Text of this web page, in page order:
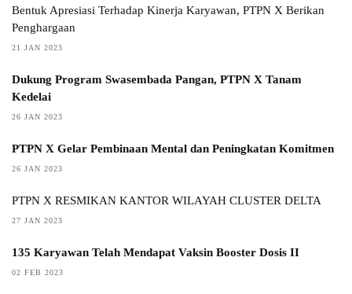
Bentuk Apresiasi Terhadap Kinerja Karyawan, PTPN X Berikan
Penghargaan
21 JAN 2023
Dukung Program Swasembada Pangan, PTPN X Tanam
Kedelai
26 JAN 2023
PTPN X Gelar Pembinaan Mental dan Peningkatan Komitmen
26 JAN 2023
PTPN X RESMIKAN KANTOR WILAYAH CLUSTER DELTA
27 JAN 2023
135 Karyawan Telah Mendapat Vaksin Booster Dosis II
02 FEB 2023